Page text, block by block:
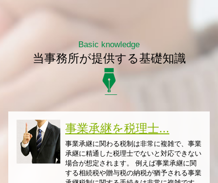
Basic knowledge
当事務所が提供する基礎知識
事業承継を税理士...
事業承継に関わる税制は非常に複雑で、事業
承継に精通した税理士でないと対応できない
場合が想定されます。 例えば事業承継に関
する相続税や贈与税の納税が猶予される事業